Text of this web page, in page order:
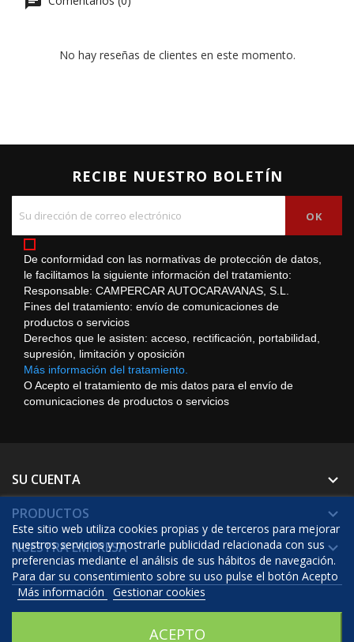
No hay reseñas de clientes en este momento.
RECIBE NUESTRO BOLETÍN
De conformidad con las normativas de protección de datos,
le facilitamos la siguiente información del tratamiento:
Responsable: CAMPERCAR AUTOCARAVANAS, S.L.
Fines del tratamiento: envío de comunicaciones de
productos o servicios
Derechos que le asisten: acceso, rectificación, portabilidad,
supresión, limitación y oposición
Más información del tratamiento.
O Acepto el tratamiento de mis datos para el envío de
comunicaciones de productos o servicios
SU CUENTA 
PRODUCTOS 
NUESTRA EMPRESA 
Este sitio web utiliza cookies propias y de terceros para mejorar
nuestros servicios y mostrarle publicidad relacionada con sus
preferencias mediante el análisis de sus hábitos de navegación.
Para dar su consentimiento sobre su uso pulse el botón Acepto
Más información
Gestionar cookies
ACEPTO
© 2026 - Software Ecommerce desarrollado por Prestashop™